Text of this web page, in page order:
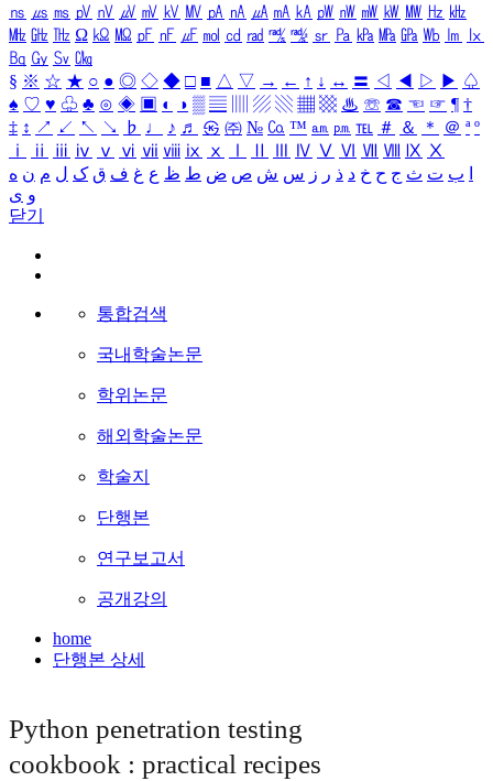
㎱ ㎲ ㎳ ㎴ ㎵ ㎶ ㎷ ㎸ ㎹ ㎀ ㎁ ㎂ ㎃ ㎄ ㎺ ㎻ ㎽ ㎾ ㎿ ㎐ ㎑
㎒ ㎓ ㎔ Ω ㏀ ㏁ ㎊ ㎋ ㎌ ㏖ ㏅ ㎭ ㎮ ㎯ ㏛ ㎩ ㎪ ㎫ ㎬ ㏝ ㏐
㏓
㏃ ㏉ ㏜ ㏆
§ ※ ☆ ★ ○ ● ◎ ◇ ◆ □ ■ △ ▽ → ← ↑ ↓ ↔ 〓 ◁ ◀ ▷ ▶ ♤
♠ ♡ ♥ ♧ ♣ ⊙ ◈ ▣ ◐ ◑ ▒ ▤ ▨ ▧ ▦ ▩ ♨ ☏ ☎ ☜ ☞ ¶ †
‡ ↕ ↗ ↙ ↖ ↘ ♭ ♩ ♪ ♬ ㉿ ㈜ № ㏇ ™ ㏂ ㏘ ℡ ＃ ＆ ＊ ＠ ª º
ⅰ
ⅱ ⅲ ⅳ ⅴ ⅵ ⅶ ⅷ ⅸ ⅹ Ⅳ Ⅴ Ⅵ Ⅶ Ⅷ Ⅸ Ⅹ
ب ت ث ج ح خ د ذ ر ز س ش ص ض ط ظ ع غ ف ق ک ل م ن ه
و ی
닫기
통합검색
국내학술논문
학위논문
해외학술논문
학술지
단행본
연구보고서
공개강의
home
단행본 상세
Python penetration testing
cookbook : practical recipes